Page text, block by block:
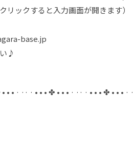
リックすると入力画面が開きます）
base.jp
♪
• • · ·· · • • • ✤ • • • · ·· · • • • ✤ • • • · ·